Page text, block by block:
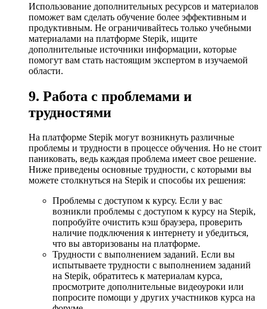
Использование дополнительных ресурсов и материалов
поможет вам сделать обучение более эффективным и
продуктивным. Не ограничивайтесь только учебными
материалами на платформе Stepik, ищите
дополнительные источники информации, которые
помогут вам стать настоящим экспертом в изучаемой
области.
9. Работа с проблемами и
трудностями
На платформе Stepik могут возникнуть различные
проблемы и трудности в процессе обучения. Но не стоит
паниковать, ведь каждая проблема имеет свое решение.
Ниже приведены основные трудности, с которыми вы
можете столкнуться на Stepik и способы их решения:
Проблемы с доступом к курсу. Если у вас
возникли проблемы с доступом к курсу на Stepik,
попробуйте очистить кэш браузера, проверить
наличие подключения к интернету и убедиться,
что вы авторизованы на платформе.
Трудности с выполнением заданий. Если вы
испытываете трудности с выполнением заданий
на Stepik, обратитесь к материалам курса,
просмотрите дополнительные видеоуроки или
попросите помощи у других участников курса на